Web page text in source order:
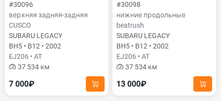
#30096
верхняя задняя-задняя
CUSCO
SUBARU LEGACY
BH5 • B12 • 2002
EJ206 • AT
37 534 км
7 000₽
#30098
нижние продольные
beatrush
SUBARU LEGACY
BH5 • B12 • 2002
EJ206 • AT
37 534 км
13 000₽